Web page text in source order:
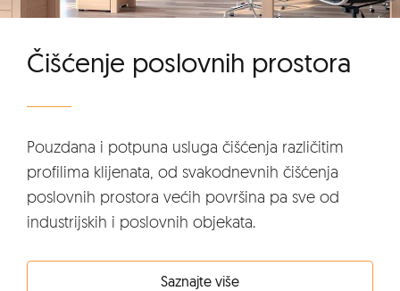
Čišćenje poslovnih prostora
Pouzdana i potpuna usluga čišćenja različitim
profilima klijenata, od svakodnevnih čišćenja
poslovnih prostora većih površina pa sve od
industrijskih i poslovnih objekata.
Saznajte više